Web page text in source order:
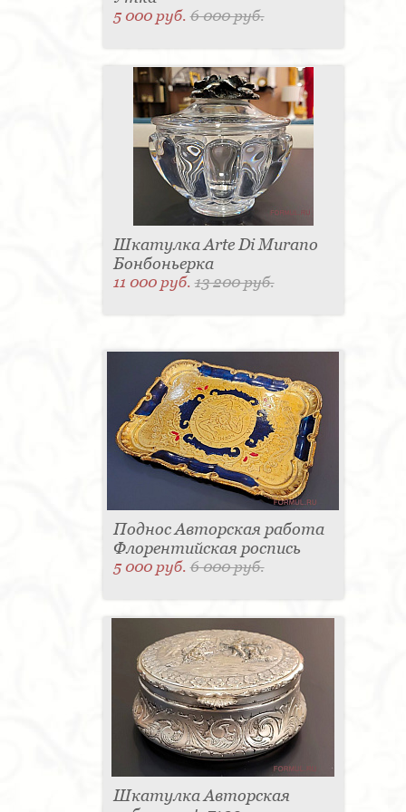
5 000 руб.6 000 руб.
Шкатулка Arte Di Murano
Бонбоньерка
11 000 руб.13 200 руб.
Поднос Авторская работа
Флорентийская роспись
5 000 руб.6 000 руб.
Шкатулка Авторская